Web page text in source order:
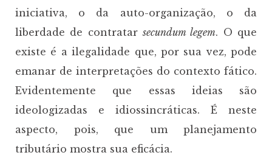
iniciativa, o da auto-organização, o da
liberdade de contratarsecundum legem. O que
existe é a ilegalidade que, por sua vez, pode
emanar de interpretações do contexto fático.
Evidentemente que essas ideias são
ideologizadas e idiossincráticas. É neste
aspecto, pois, que um planejamento
tributário mostra sua eficácia.